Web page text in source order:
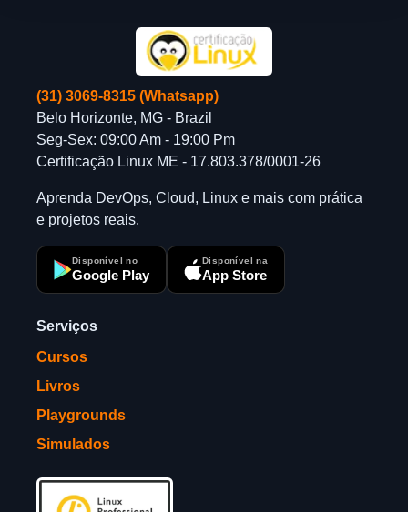
(31) 3069-8315 (Whatsapp)
Belo Horizonte, MG - Brazil
Seg-Sex: 09:00 Am - 19:00 Pm
Certificação Linux ME - 17.803.378/0001-26
Aprenda DevOps, Cloud, Linux e mais com prática
e projetos reais.
Disponível no
Google Play
Disponível na
App Store
Serviços
Cursos
Livros
Playgrounds
Simulados